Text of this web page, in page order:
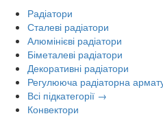
Радіатори
Сталеві радіатори
Алюмінієві радіатори
Біметалеві радіатори
Декоративні радіатори
Регулююча радіаторна
Всі підкатегорії →
Конвектори